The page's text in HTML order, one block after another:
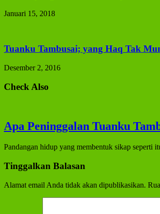
Januari 15, 2018
Tuanku Tambusai; yang Haq Tak
Desember 2, 2016
Check Also
Apa Peninggalan Tuanku
Pandangan hidup yang membentuk sikap seperti
Tinggalkan Balasan
Alamat email Anda tidak akan dipublikasikan.